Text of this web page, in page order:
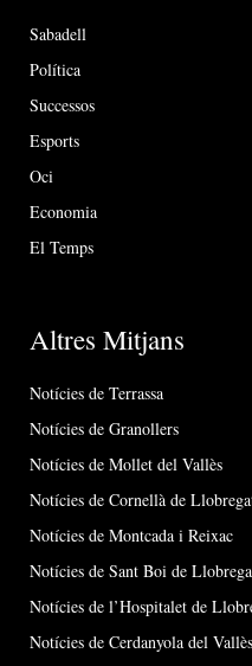
Sabadell
Política
Successos
Esports
Oci
Economia
El Temps
Altres Mitjans
Notícies de Terrassa
Notícies de Granollers
Notícies de Mollet del Vallès
Notícies de Cornellà de
Notícies de Montcada i Reixac
Notícies de Sant Boi de
Notícies de l’Hospitalet de
Notícies de Cerdanyola del Vallès